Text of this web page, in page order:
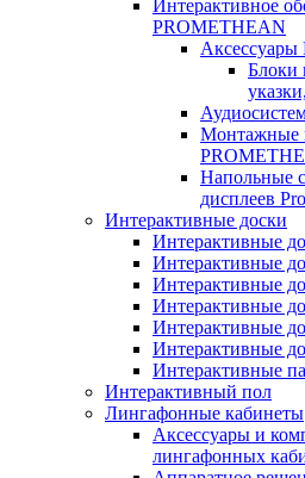
Интерактивное
PROMETHEAN
Блоки
Монтажные
Напольные
дисплеев
Интерактивные доски
Интерактивные
Интерактивные
Интерактивные
Интерактивные
Интерактивные
Интерактивные
Интерактивные
Интерактивный пол
Лингафонные кабинеты
Аксессуары и
лингафонных